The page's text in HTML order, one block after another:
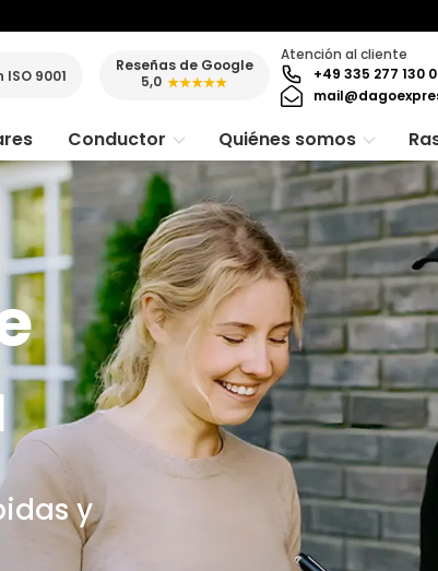
9001
Reseñas de Google
5,0 ★★★★★
Atención al cliente
+49 335 277 130
Conductor Quiénes somos
y